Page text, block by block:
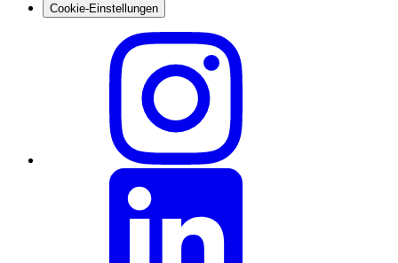
Cookie-Einstellungen